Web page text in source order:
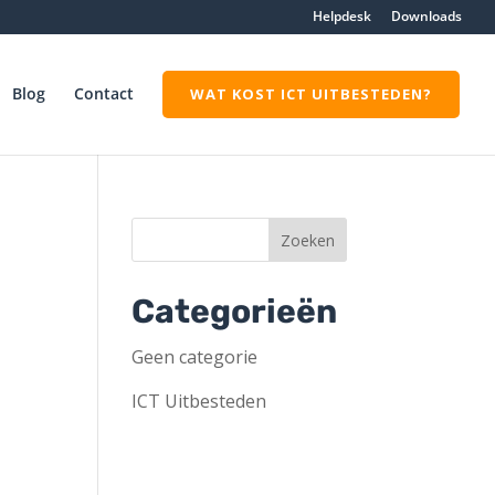
Helpdesk Downloads
Blog Contact WAT KOST ICT UITBESTEDEN?
Categorieën
Geen categorie
ICT Uitbesteden